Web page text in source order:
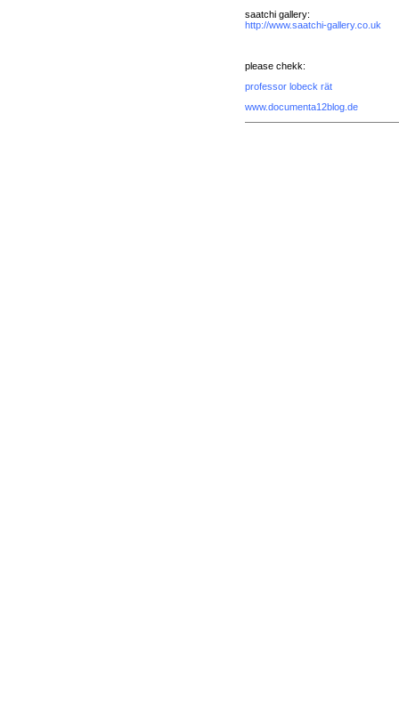
saatchi gallery:
http://www.saatchi-gallery.co.uk
please chekk:
professor lobeck rät
www.documenta12blog.de